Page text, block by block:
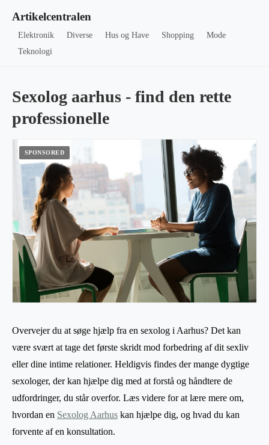
Artikelcentralen
Elektronik Diverse Hus og Have Shopping
Mode
Teknologi
Sexolog aarhus - find den rette
professionelle
Overvejer du at søge hjælp fra en sexolog i Aarhus? Det kan
være svært at tage det første skridt mod forbedring af dit sexliv
eller dine intime relationer. Heldigvis findes der mange dygtige
sexologer, der kan hjælpe dig med at forstå og håndtere de
udfordringer, du står overfor. Læs videre for at lære mere om,
hvordan en Sexolog Aarhus kan hjælpe dig, og hvad du kan
forvente af en konsultation.